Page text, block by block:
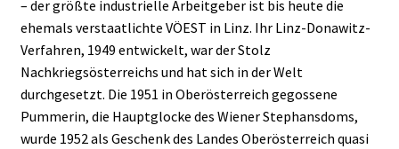
– der größte industrielle Arbeitgeber ist bis heute die
ehemals verstaatlichte VÖEST in Linz. Ihr Linz-Donawitz-
Verfahren, 1949 entwickelt, war der Stolz
Nachkriegsösterreichs und hat sich in der Welt
durchgesetzt. Die 1951 in Oberösterreich gegossene
Pummerin, die Hauptglocke des Wiener Stephansdoms,
wurde 1952 als Geschenk des Landes Oberösterreich quasi